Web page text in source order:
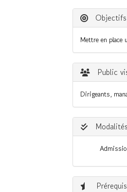
Mettre en place
Public
Dirigeants,
Prérequis